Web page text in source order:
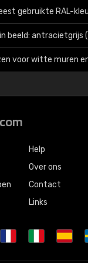
gebruikte RAL-
beeld: antracietgrijs
voor witte muren
Help
Over ons
Contact
Links